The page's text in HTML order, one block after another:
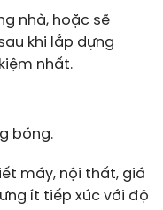
nhà, hoặc sẽ
khi lắp dựng
nhất.
bóng.
máy, nội thất, giá
ít tiếp xúc với độ